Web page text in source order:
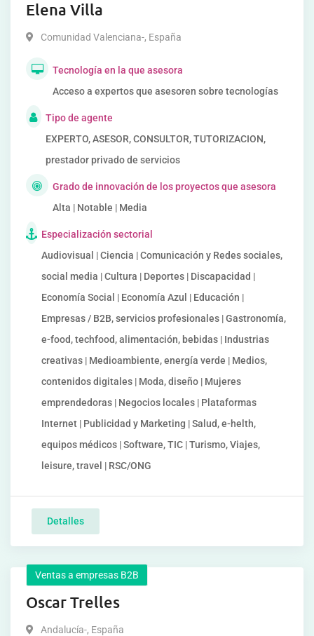
Elena Villa
Comunidad Valenciana-, España
Tecnología en la que asesora
Acceso a expertos que asesoren sobre tecnologías
Tipo de agente
EXPERTO, ASESOR, CONSULTOR, TUTORIZACION,
prestador privado de servicios
Grado de innovación de los proyectos que asesora
Alta | Notable | Media
Especialización sectorial
Audiovisual | Ciencia | Comunicación y Redes sociales,
social media | Cultura | Deportes | Discapacidad |
Economía Social | Economía Azul | Educación |
Empresas / B2B, servicios profesionales | Gastronomía,
e-food, techfood, alimentación, bebidas | Industrias
creativas | Medioambiente, energía verde | Medios,
contenidos digitales | Moda, diseño | Mujeres
emprendedoras | Negocios locales | Plataformas
Internet | Publicidad y Marketing | Salud, e-helth,
equipos médicos | Software, TIC | Turismo, Viajes,
leisure, travel | RSC/ONG
Detalles
Ventas a empresas B2B
Oscar Trelles
Andalucía-, España